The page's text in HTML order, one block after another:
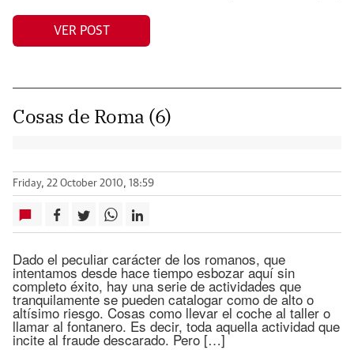
VER POST
Cosas de Roma (6)
Friday, 22 October 2010, 18:59
Dado el peculiar carácter de los romanos, que
intentamos desde hace tiempo esbozar aquí sin
completo éxito, hay una serie de actividades que
tranquilamente se pueden catalogar como de alto o
altísimo riesgo. Cosas como llevar el coche al taller o
llamar al fontanero. Es decir, toda aquella actividad que
incite al fraude descarado. Pero […]